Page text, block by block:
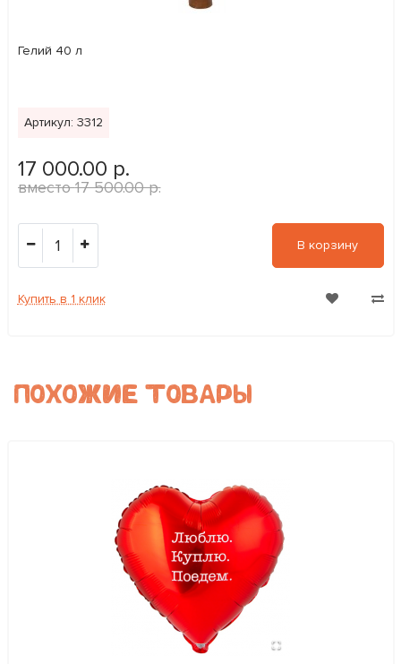
Гелий 40 л
Артикул: 3312
17 000.00 р.
17 500.00 р.
1 В корзину
Купить в 1 клик
ПОХОЖИЕ ТОВАРЫ